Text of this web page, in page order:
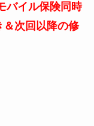
バイル保険同時
＆次回以降の修